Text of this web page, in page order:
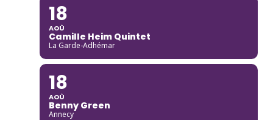
18
AOÛ
Camille Heim Quintet
La Garde-Adhémar
18
AOÛ
Benny Green
Annecy